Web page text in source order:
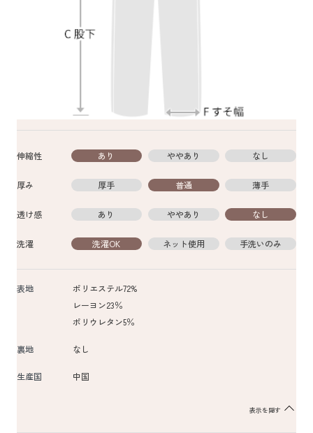
伸縮性 あり ややあり なし
厚み 厚手 普通 薄手
透け感 あり ややあり なし
洗濯 洗濯OK ネット使用 手洗いのみ
表地
ポリエステル72%
レーヨン23％
ポリウレタン5％
裏地 なし
生産国 中国
表示を隠す